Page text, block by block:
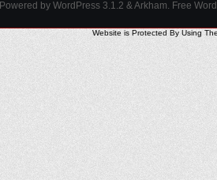
Powered by WordPress 3.1.2 & Arkham. Free
Website is Protected By Using